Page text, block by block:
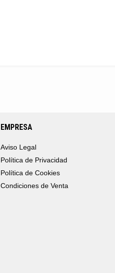
EMPRESA
Aviso Legal
Política de Privacidad
Política de Cookies
Condiciones de Venta